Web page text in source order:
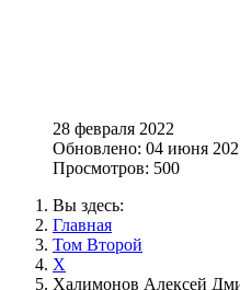
28 февраля 2022
Обновлено: 04 июня
Просмотров: 500
Вы здесь:
Главная
Том Второй
Х
Халимонов Алексей